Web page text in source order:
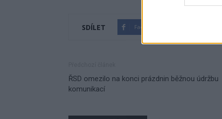
SDÍLET Facebook
ŘSD omezilo na konci prázdnin běžnou údržbu
komunikací